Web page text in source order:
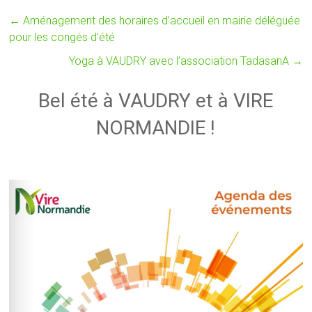
← Aménagement des horaires d’accueil en mairie déléguée
pour les congés d’été
Yoga à VAUDRY avec l’association TadasanA →
Bel été à VAUDRY et à VIRE
NORMANDIE !